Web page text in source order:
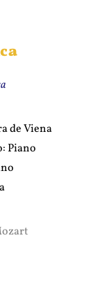
de Viena
Piano